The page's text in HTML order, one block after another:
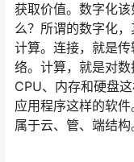
获取价值。数字化
么？所谓的数字化
计算。连接，就是
络。计算，就是对
CPU、内存和硬盘
应用程序这样的软
属于云、管、端结构